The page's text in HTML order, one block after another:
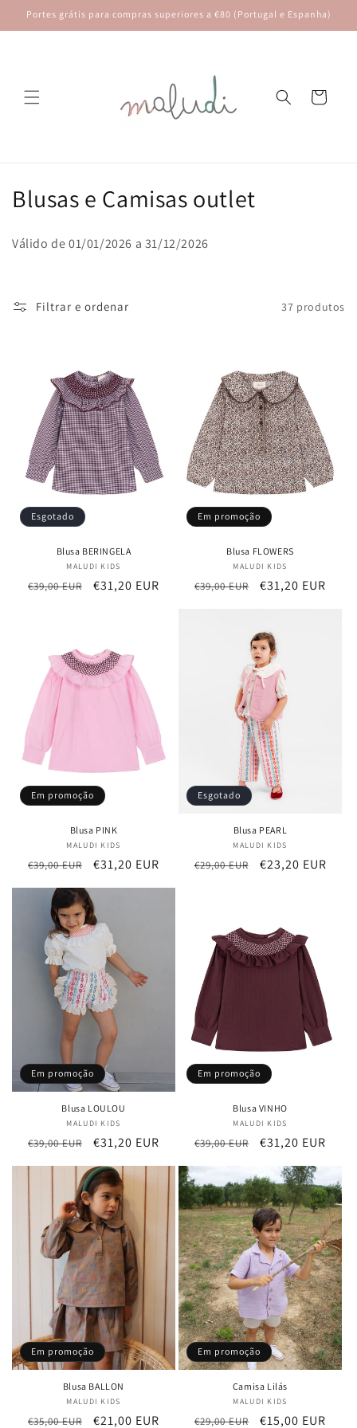
para o
conteúdo
Portes grátis para compras superiores a €80 (Portugal e Espanha)
Carrinho
C
o
ç
Blusas e Camisas outlet
Válido de 01/01/2026 a 31/12/2026
Filtrar e ordenar 37 produtos
Esgotado
Blusa BERINGELA
Fornecedor:
MALUDI KIDS
Preço
€39,00 EUR
Preço
€31,20 EUR
Em promoção
Blusa FLOWERS
Fornecedor:
MALUDI KIDS
Preço
€39,00 EUR
Preço
€31,20 EUR
Em promoção
Blusa PINK
Fornecedor:
MALUDI KIDS
Preço
€39,00 EUR
Preço
saldo
€31,20 EUR
Esgotado
Blusa PEARL
Fornecedor:
MALUDI KIDS
Preço
€29,00 EUR
Preço
€23,20 EUR
Em promoção
Blusa LOULOU
Fornecedor:
MALUDI KIDS
Preço
€39,00 EUR
Preço
saldo
€31,20 EUR
Em promoção
Blusa VINHO
Fornecedor:
MALUDI KIDS
Preço
€39,00 EUR
Preço
saldo
€31,20 EUR
Em promoção
Blusa BALLON
Fornecedor:
MALUDI KIDS
Preço
€35,00 EUR Preço
€21,00 EUR
Em promoção
Camisa Lilás
Fornecedor:
MALUDI KIDS
Preço
€29,00 EUR Preço
€15,00 EUR